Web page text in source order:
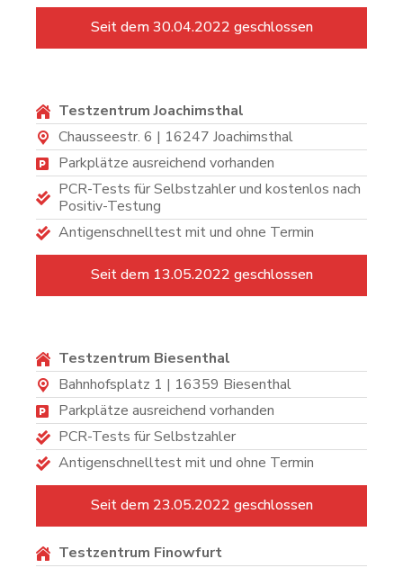
Seit dem 30.04.2022 geschlossen
Testzentrum Joachimsthal
Chausseestr. 6 | 16247 Joachimsthal
Parkplätze ausreichend vorhanden
PCR-Tests für Selbstzahler und kostenlos nach
Positiv-Testung
Antigenschnelltest mit und ohne Termin
Seit dem 13.05.2022 geschlossen
Testzentrum Biesenthal
Bahnhofsplatz 1 | 16359 Biesenthal
Parkplätze ausreichend vorhanden
PCR-Tests für Selbstzahler
Antigenschnelltest mit und ohne Termin
Seit dem 23.05.2022 geschlossen
Testzentrum Finowfurt